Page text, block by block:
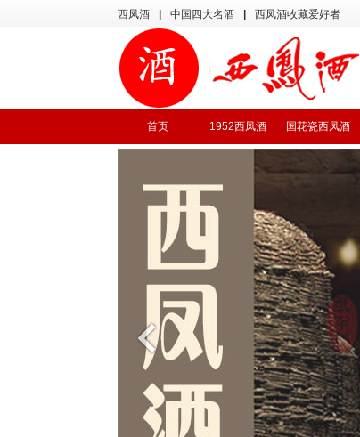
西凤酒 中国四大名酒 西凤酒收藏爱好者
首页 1952西凤酒 国花瓷西凤酒